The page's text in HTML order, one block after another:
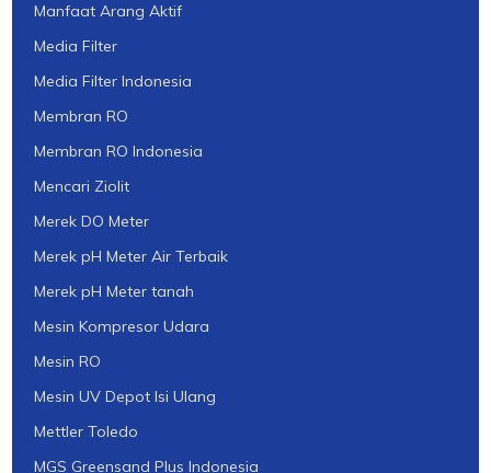
Manfaat Arang Aktif
Media Filter
Media Filter Indonesia
Membran RO
Membran RO Indonesia
Mencari Ziolit
Merek DO Meter
Merek pH Meter Air Terbaik
Merek pH Meter tanah
Mesin Kompresor Udara
Mesin RO
Mesin UV Depot Isi Ulang
Mettler Toledo
MGS Greensand Plus Indonesia